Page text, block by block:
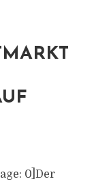
0]Der